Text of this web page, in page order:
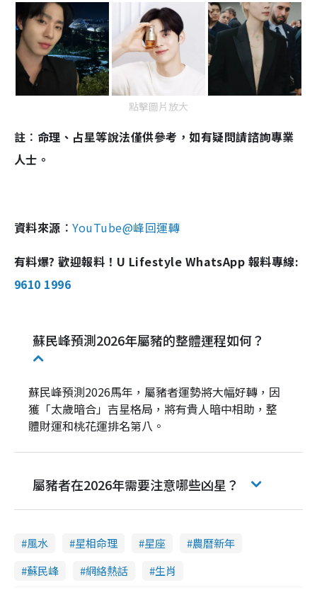
點擊圖片放大
註︰命理、占星等說法僅供參考，如有疑問請諮詢專業
人士。
資料來源︰YouTube@峰回運轉
有料爆? 歡迎報料！U Lifestyle WhatsApp 報料專線:
9610 1996
蘇民峰預測2026年屬豬的整體運程如何？
蘇民峰預測2026馬年，屬豬者運勢將大幅好轉，因
獲「太歲暗合」吉星格局，將有貴人暗中相助，整
體財運和桃花運排名第八。
屬豬者在2026年需要注意哪些凶星？
風水 星相命理 星座
農曆新年
蘇民峰
網絡熱話 生肖